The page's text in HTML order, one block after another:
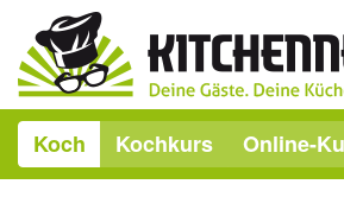
Koch Kochkurs Online-